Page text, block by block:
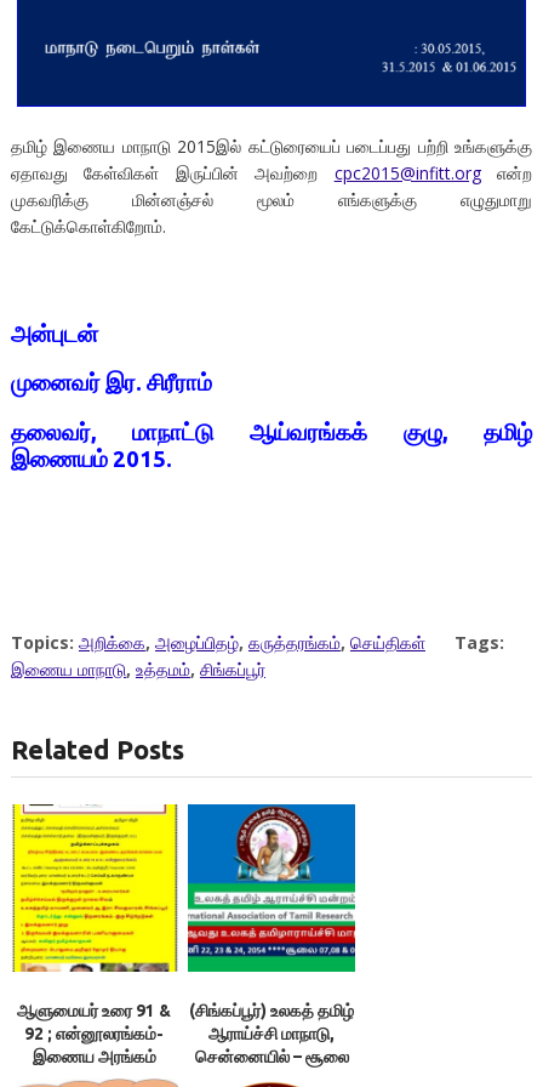
தமிழ் இணைய மாநாடு 2015இல் கட்டுரையைப் படைப்பது பற்றி உங்களுக்கு
ஏதாவது கேள்விகள் இருப்பின் அவற்றை cpc2015@infitt.orgஎன்ற
முகவரிக்கு மின்னஞ்சல் மூலம் எங்களுக்கு எழுதுமாறு
கேட்டுக்கொள்கிறோம்.
அன்புடன்
முனைவர்இர. சிரீராம்
தலைவர், மாநாட்டு ஆய்வரங்கக் குழு, தமிழ்
இணையம் 2015.
Topics: அறிக்கை, அழைப்பிதழ், கருத்தரங்கம், செய்திகள்
Tags:
இணைய மாநாடு, உத்தமம், சிங்கப்பூர்
Related Posts
ஆளுமையர் உரை 91 &
92 ; என்னூலரங்கம்-
இணைய அரங்கம்
(சிங்கப்பூர்) உலகத் தமிழ்
ஆராய்ச்சி மாநாடு,
சென்னையில் – சூலை
7-9￼